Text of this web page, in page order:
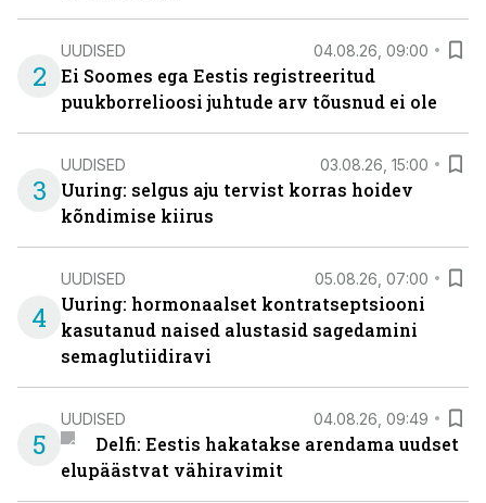
2
UUDISED 04.08.26, 09:00
Ei Soomes ega Eestis registreeritud
puukborrelioosi juhtude arv tõusnud ei ole
3
UUDISED 03.08.26, 15:00
Uuring: selgus aju tervist korras hoidev
kõndimise kiirus
4
UUDISED 05.08.26, 07:00
Uuring: hormonaalset kontratseptsiooni
kasutanud naised alustasid sagedamini
semaglutiidiravi
5
UUDISED 04.08.26, 09:49
Delfi: Eestis hakatakse arendama uudset
elupäästvat vähiravimit